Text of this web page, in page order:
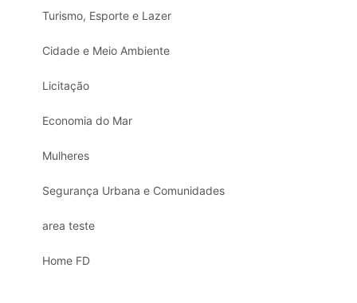
Turismo, Esporte e Lazer
Cidade e Meio Ambiente
Licitação
Economia do Mar
Mulheres
Segurança Urbana e Comunidades
area teste
Home FD